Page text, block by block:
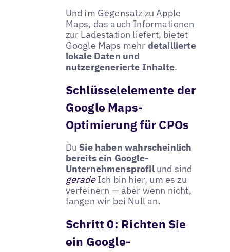
Und im Gegensatz zu Apple
Maps, das auch Informationen
zur Ladestation liefert, bietet
Google Maps mehr detaillierte
lokale Daten und
nutzergenerierte Inhalte.
Schlüsselelemente der
Google Maps-
Optimierung für CPOs
Du Sie haben wahrscheinlich
bereits ein Google-
Unternehmensprofilund sind
geradeIch bin hier, um es zu
verfeinern — aber wenn nicht,
fangen wir bei Null an.
Schritt 0: Richten Sie
ein Google-